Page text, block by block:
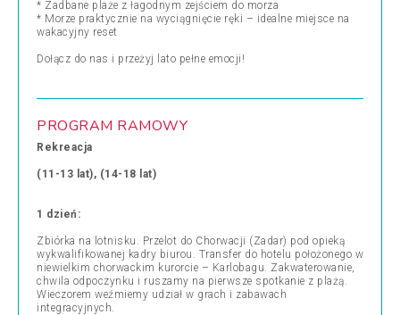
* Zadbane plaże z łagodnym zejściem do morza
* Morze praktycznie na wyciągnięcie ręki – idealne miejsce na
wakacyjny reset
Dołącz do nas i przeżyj lato pełne emocji!
PROGRAM RAMOWY
Rekreacja
(11-13 lat), (14-18 lat)
1 dzień:
Zbiórka na lotnisku. Przelot do Chorwacji (Zadar) pod opieką
wykwalifikowanej kadry biurou. Transfer do hotelu położonego w
niewielkim chorwackim kurorcie – Karlobagu. Zakwaterowanie,
chwila odpoczynku i ruszamy na pierwsze spotkanie z plażą.
Wieczorem weźmiemy udział w grach i zabawach
integracyjnych.